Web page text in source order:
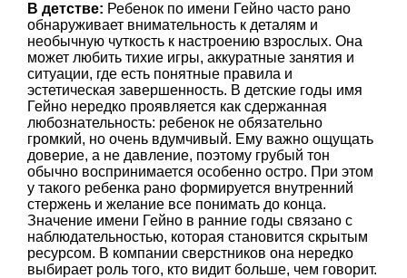
В детстве: Ребенок по имени Гейно часто рано
обнаруживает внимательность к деталям и
необычную чуткость к настроению взрослых. Она
может любить тихие игры, аккуратные занятия и
ситуации, где есть понятные правила и
эстетическая завершенность. В детские годы имя
Гейно нередко проявляется как сдержанная
любознательность: ребенок не обязательно
громкий, но очень вдумчивый. Ему важно ощущать
доверие, а не давление, поэтому грубый тон
обычно воспринимается особенно остро. При этом
у такого ребенка рано формируется внутренний
стержень и желание все понимать до конца.
Значение имени Гейно в ранние годы связано с
наблюдательностью, которая становится скрытым
ресурсом. В компании сверстников она нередко
выбирает роль того, кто видит больше, чем говорит.